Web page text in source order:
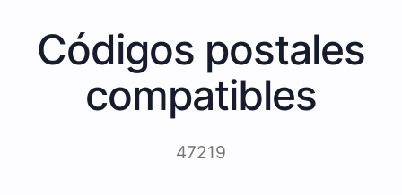
Códigos postales
compatibles
47219